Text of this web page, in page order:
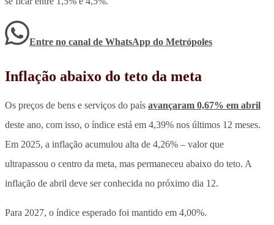
Entre no canal de WhatsApp do Metrópoles
Inflação abaixo do teto da meta
Os preços de bens e serviços do país avançaram 0,67% em abril
deste ano, com isso, o índice está em 4,39% nos últimos 12 meses.
Em 2025, a inflação acumulou alta de 4,26% – valor que
ultrapassou o centro da meta, mas permaneceu abaixo do teto. A
inflação de abril deve ser conhecida no próximo dia 12.
Para 2027, o índice esperado foi mantido em 4,00%.